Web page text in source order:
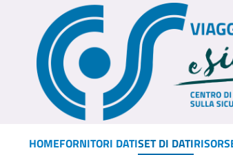
HOMEFORNITORI DATISET DI DATI